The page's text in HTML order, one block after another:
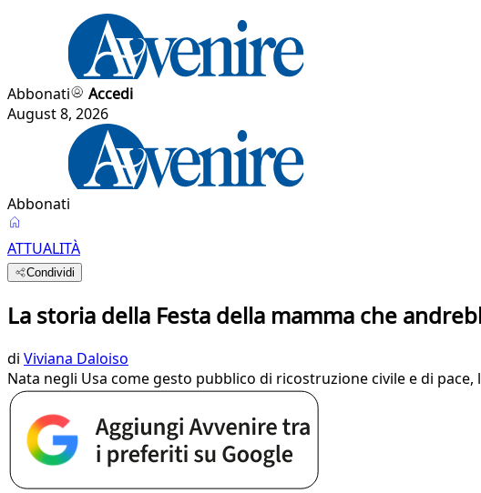
Abbonati
Accedi
August 8, 2026
Abbonati
ATTUALITÀ
Condividi
La storia della Festa della mamma che
di Viviana Daloiso
Nata negli Usa come gesto pubblico di ricostruzione civile e di